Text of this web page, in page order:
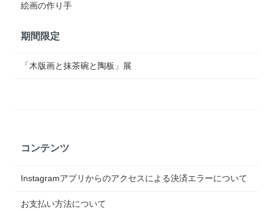
絵画の作り手
期間限定
「木版画と抹茶碗と陶板」展
コンテンツ
Instagramアプリからのアクセスによる決済エラーについて
お支払い方法について